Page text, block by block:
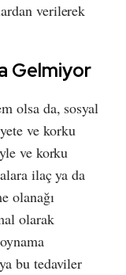
verilerek
Gelmiyor
olsa da, sosyal
ve korku
ve korku
ilaç ya da
olanağı
olarak
bu tedaviler